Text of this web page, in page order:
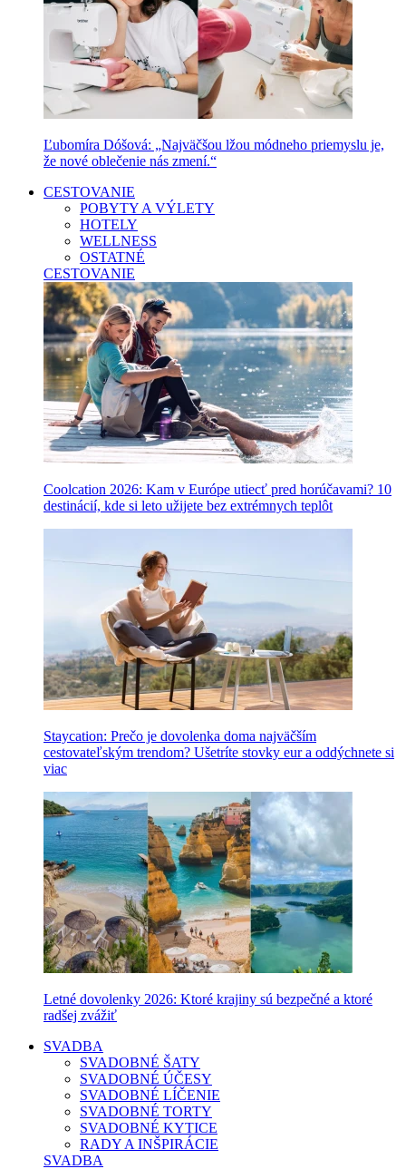
Ľubomíra Dóšová: „Najväčšou lžou módneho priemyslu je,
že nové oblečenie nás zmení.“
CESTOVANIE
POBYTY A VÝLETY
HOTELY
WELLNESS
OSTATNÉ
CESTOVANIE
Coolcation 2026: Kam v Európe utiecť pred horúčavami? 10
destinácií, kde si leto užijete bez extrémnych teplôt
Staycation: Prečo je dovolenka doma najväčším
cestovateľským trendom? Ušetríte stovky eur a oddýchnete si
viac
Letné dovolenky 2026: Ktoré krajiny sú bezpečné a ktoré
radšej zvážiť
SVADBA
SVADOBNÉ ŠATY
SVADOBNÉ ÚČESY
SVADOBNÉ LÍČENIE
SVADOBNÉ TORTY
SVADOBNÉ KYTICE
RADY A INŠPIRÁCIE
SVADBA